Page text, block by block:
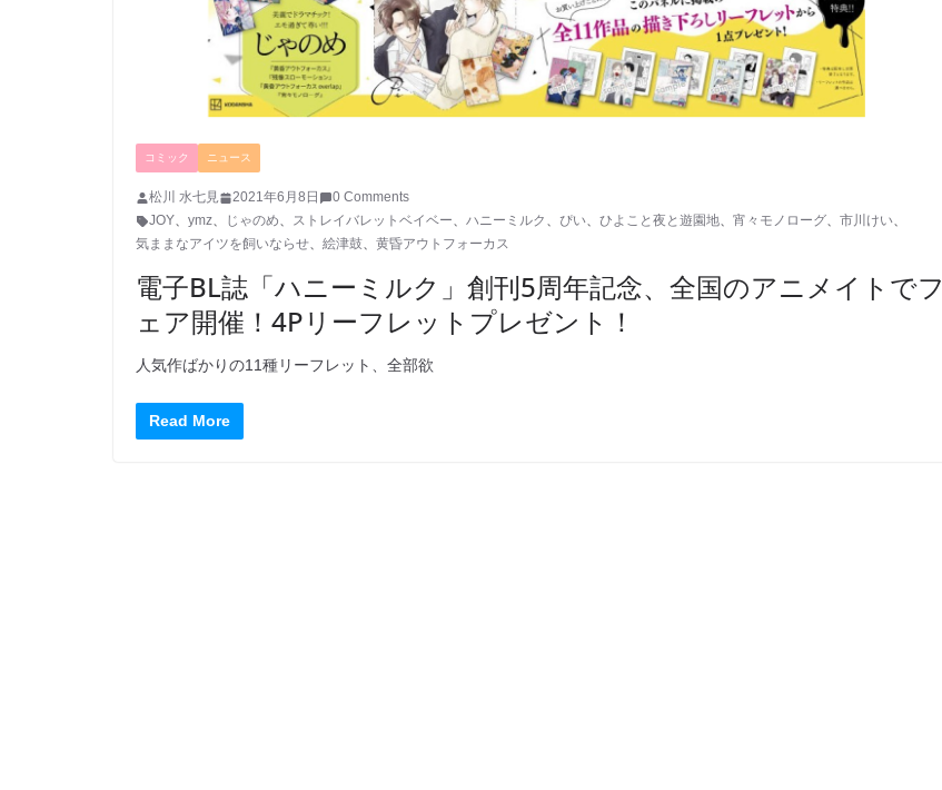
コミック ニュース
松川 水七見 2021年6月8日
0 Comments
JOY、 ymz、 じゃのめ、 ストレイバレットベイベー、 ハニーミルク 、 ぴい、 ひよこと夜と遊園地、 宵々モノローグ、 市川けい、
気ままなアイツを飼いならせ、 絵津鼓、 黄昏アウトフォーカス
電子BL誌「ハニーミルク」創刊5周年記念、全国のアニメイトでフ
ェア開催！4Pリーフレットプレゼント！
人気作ばかりの11種リーフレット、全部欲
Read More